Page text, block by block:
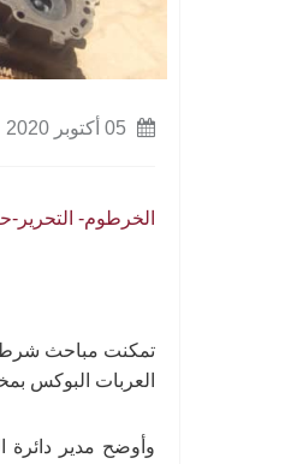
الخرطوم- التحرير-
تمكنت مباحث
العربات البوكس بمختلف محليات
وأوضح مدير دائرة